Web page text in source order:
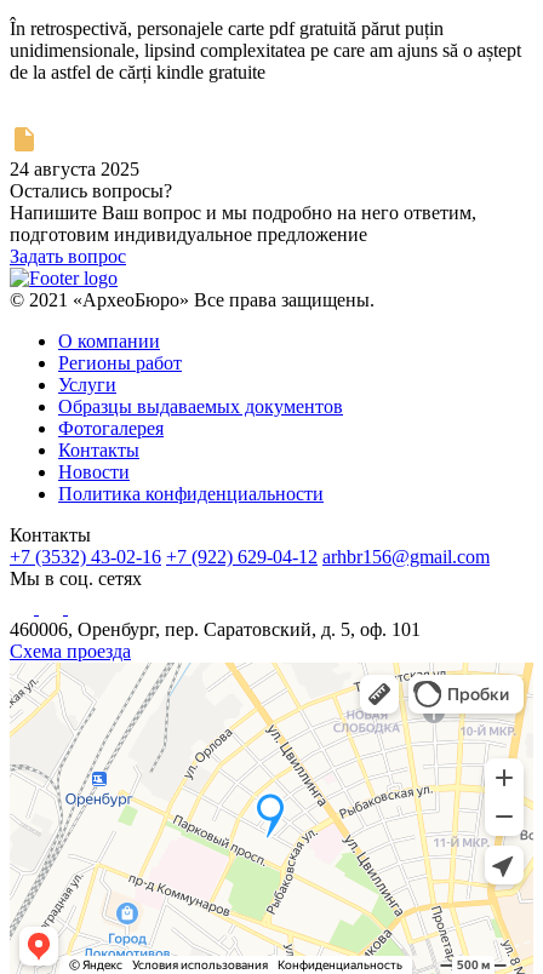
În retrospectivă, personajele carte pdf gratuită părut puțin
unidimensionale, lipsind complexitatea pe care am ajuns să o aștept
de la astfel de cărți kindle gratuite
24 августа 2025
Остались вопросы?
Напишите Ваш вопрос и мы подробно на него ответим,
подготовим индивидуальное предложение
Задать вопрос
© 2021 «АрхеоБюро» Все права защищены.
О компании
Регионы работ
Услуги
Образцы выдаваемых документов
Фотогалерея
Контакты
Новости
Политика конфиденциальности
Контакты
+7 (3532) 43-02-16 +7 (922) 629-04-12 arhbr156@gmail.com
Мы в соц. сетях
460006, Оренбург, пер. Саратовский, д. 5, оф. 101
Схема проезда